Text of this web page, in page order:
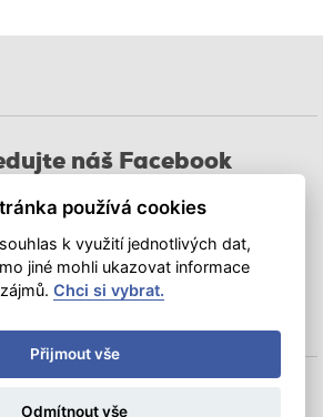
náš Facebook
nás na síti X
se na LinkedIn
používá cookies
k využití jednotlivých dat,
jiné mohli ukazovat informace
Chci si vybrat.
Přijmout vše
Odmítnout vše